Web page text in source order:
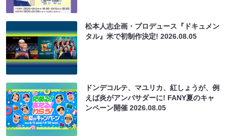
松本人志企画・プロデュース『ドキュメン
タル』米で初制作決定!2026.08.05
ドンデコルテ、マユリカ、紅しょうが、例
えば炎がアンバサダーに! FANY夏のキャ
ンペーン開催2026.08.05